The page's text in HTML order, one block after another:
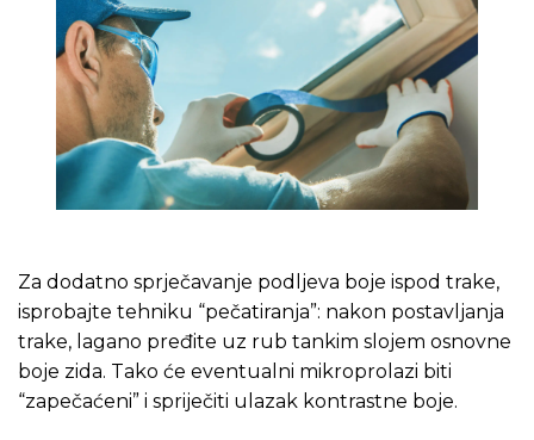
Za dodatno sprječavanje podljeva boje ispod trake,
isprobajte tehniku “pečatiranja”: nakon postavljanja
trake, lagano pređite uz rub tankim slojem osnovne
boje zida. Tako će eventualni mikroprolazi biti
“zapečaćeni” i spriječiti ulazak kontrastne boje.